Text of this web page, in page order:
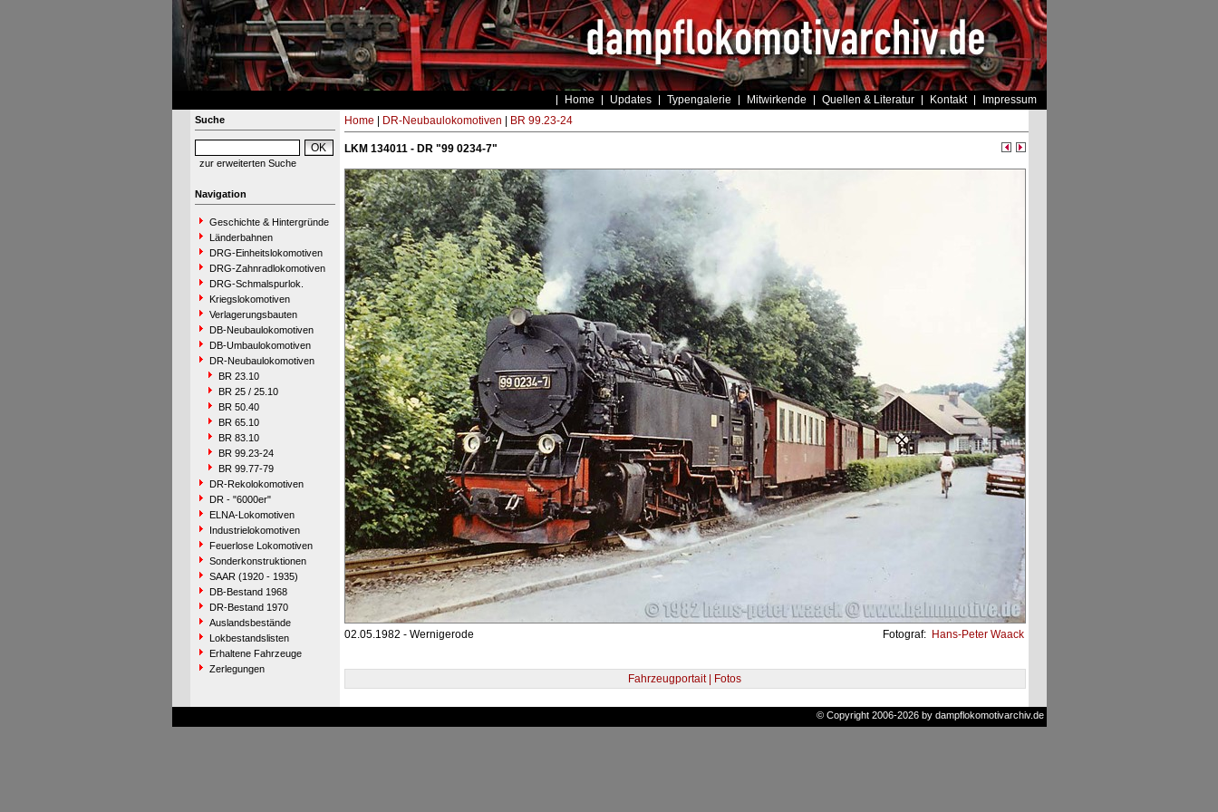
Home Updates Typengalerie Mitwirkende Quellen & Literatur Kontakt Impressum
Suche
zur erweiterten Suche
Navigation
Geschichte & Hintergründe
Länderbahnen
DRG-Einheitslokomotiven
DRG-Zahnradlokomotiven
DRG-Schmalspurlok.
Kriegslokomotiven
Verlagerungsbauten
DB-Neubaulokomotiven
DB-Umbaulokomotiven
DR-Neubaulokomotiven
BR 23.10
BR 25 / 25.10
BR 50.40
BR 65.10
BR 83.10
BR 99.23-24
BR 99.77-79
DR-Rekolokomotiven
DR - "6000er"
ELNA-Lokomotiven
Industrielokomotiven
Feuerlose Lokomotiven
Sonderkonstruktionen
SAAR (1920 - 1935)
DB-Bestand 1968
DR-Bestand 1970
Auslandsbestände
Lokbestandslisten
Erhaltene Fahrzeuge
Zerlegungen
Home DR-Neubaulokomotiven BR 99.23-24
LKM 134011 - DR "99 0234-7"
02.05.1982 - Wernigerode Fotograf: Hans-Peter Waack
Fahrzeugportait | Fotos
© Copyright 2006-2026 by dampflokomotivarchiv.de